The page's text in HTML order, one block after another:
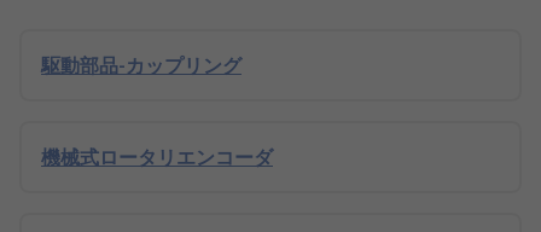
駆動部品-カップリング
機械式ロータリエンコーダ